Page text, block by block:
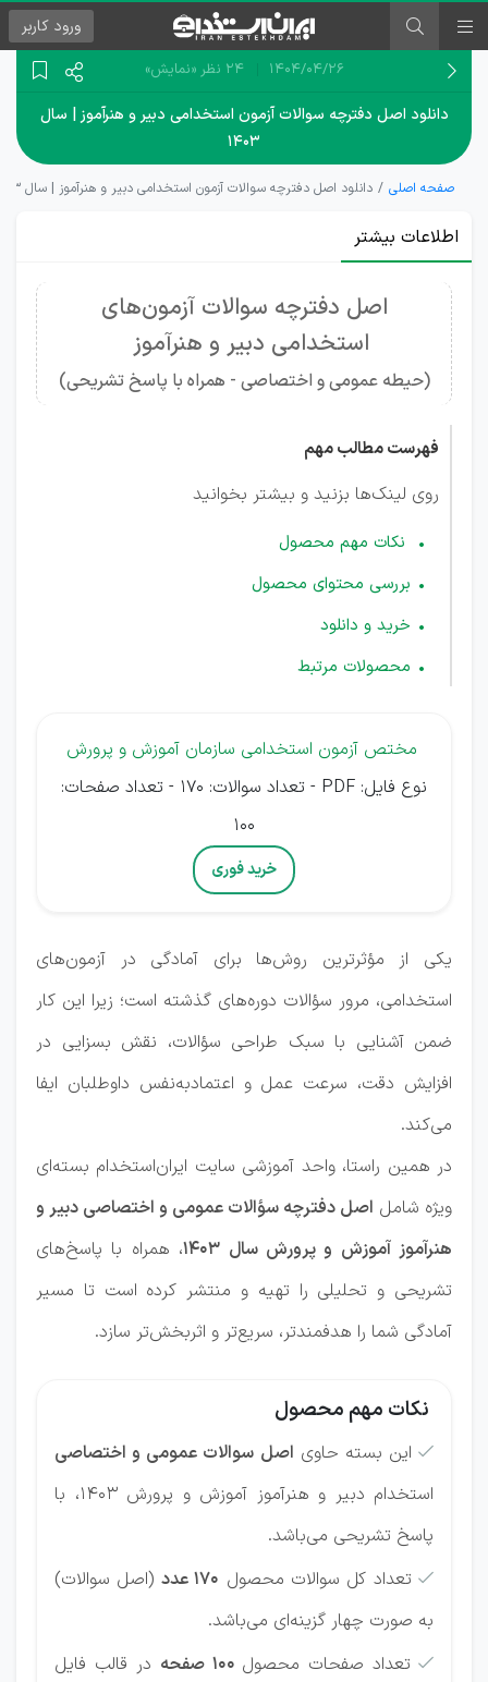
ورود کاربر
۱۴۰۴/۰۴/۲۶ 24 نظر «نمایش»
دانلود اصل دفترچه سوالات آزمون‌ استخدامی دبیر و هنرآموز | سال
۱۴۰۳
صفحه اصلی دانلود اصل دفترچه سوالات آزمون‌ استخدامی دبیر و هنرآموز | سال ۱۴۰۳
اطلاعات بیشتر
اصل دفترچه سوالات آزمون‌های
استخدامی دبیر و هنرآموز
(حیطه عمومی و اختصاصی - همراه با پاسخ تشریحی)
فهرست مطالب مهم
روی لینک‌ها بزنید و بیشتر بخوانید
نکات مهم محصول
بررسی محتوای محصول
خرید و دانلود
محصولات مرتبط
مختص آزمون استخدامی سازمان آموزش و پرورش
نوع فایل: PDF - تعداد سوالات: 170 - تعداد صفحات:
100
خرید فوری
یکی از مؤثرترین روش‌ها برای آمادگی در آزمون‌های
استخدامی، مرور سؤالات دوره‌های گذشته است؛ زیرا این کار
ضمن آشنایی با سبک طراحی سؤالات، نقش بسزایی در
افزایش دقت، سرعت عمل و اعتمادبه‌نفس داوطلبان ایفا
می‌کند.
در همین راستا، واحد آموزشی سایت ایران‌استخدام بسته‌ای
ویژه شامل اصل دفترچه سؤالات عمومی و اختصاصی دبیر و
هنرآموز آموزش و پرورش سال ۱۴۰۳
، همراه با پاسخ‌های
تشریحی و تحلیلی را تهیه و منتشر کرده است تا مسیر
آمادگی شما را هدفمندتر، سریع‌تر و اثربخش‌تر سازد.
نکات مهم محصول
 این بسته حاوی اصل سوالات عمومی و اختصاصی
استخدام دبیر و هنرآموز آموزش و پرورش 1403، با
پاسخ تشریحی می‌باشد.
 تعداد کل سوالات محصول 170 عدد
(اصل سوالات)
به صورت چهار گزینه‌ای می‌باشد.
 تعداد صفحات محصول
در قالب فایل